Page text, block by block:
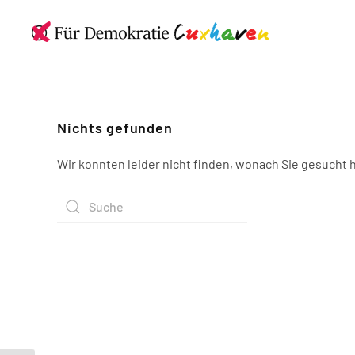
Nichts gefunden
Wir konnten leider nicht finden, wonach Sie gesucht
Search